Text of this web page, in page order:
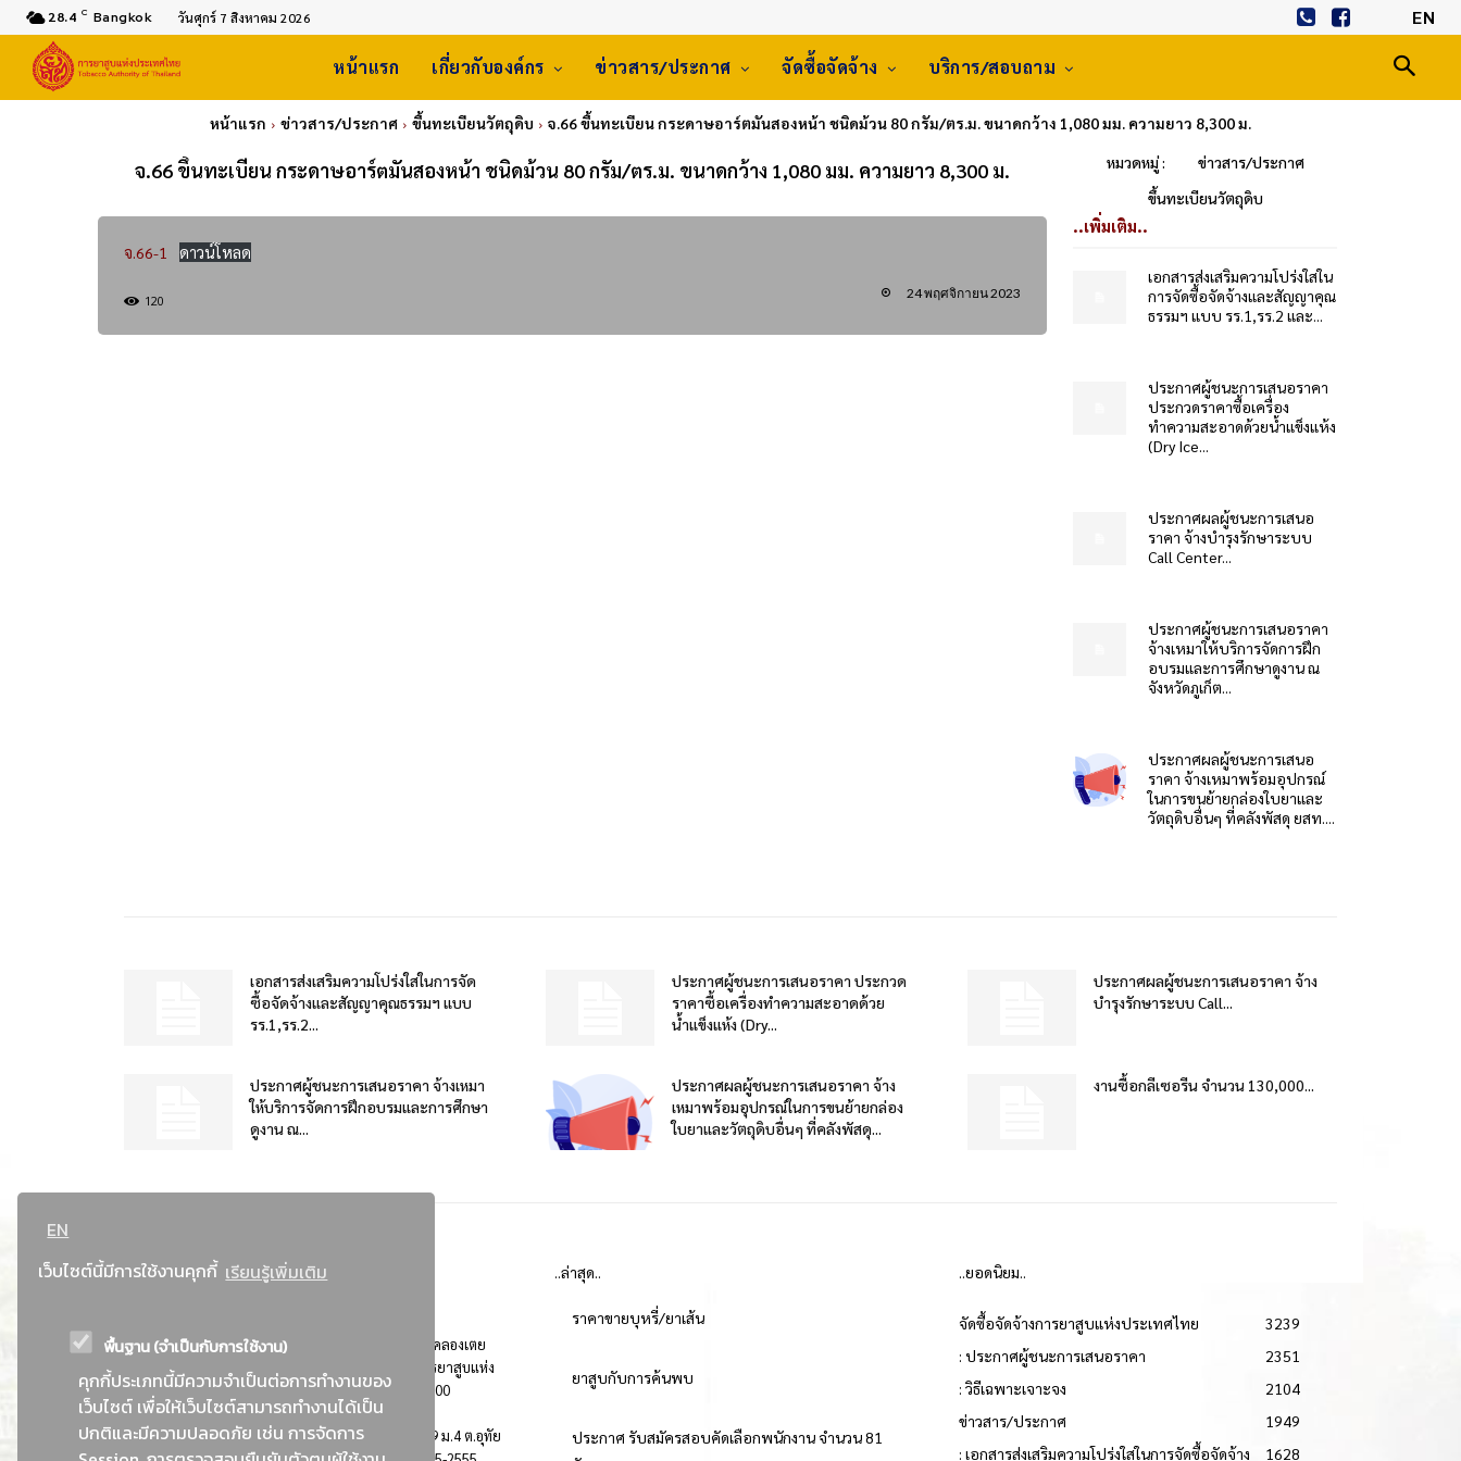
EN
เว็บไซต์นี้มีการใช้งานคุกกี้ เรียนรู้เพิ่มเติม
พื้นฐาน (จำเป็นกับการใช้งาน)
คุกกี้ประเภทนี้มีความจำเป็นต่อการทำงานของ
เว็บไซต์ เพื่อให้เว็บไซต์สามารถทำงานได้เป็น
ปกติและมีความปลอดภัย เช่น การจัดการ
28.4 C Bangkok วันศุกร์ 7 สิงหาคม 2026 EN
หน้าแรก เกี่ยวกับองค์กร ข่าวสาร/ประกาศ จัดซื้อจัดจ้าง บริการ/สอบถาม
หน้าแรก ข่าวสาร/ประกาศ ขึ้นทะเบียนวัตถุดิบ จ.66 ขึ้นทะเบียน กระดาษอาร์ตมันสองหน้า ชนิดม้วน 80 กรัม/ตร.ม. ขนาดกว้าง 1,080 มม. ความยาว 8,300 ม.
จ.66 ขึ้นทะเบียน กระดาษอาร์ตมันสองหน้า ชนิดม้วน 80 กรัม/ตร.ม. ขนาดกว้าง 1,080 มม. ความยาว 8,300 ม. หมวดหมู่ :
ข่าวสาร/ประกาศ
ขึ้นทะเบียนวัตถุดิบ
จ.66-1 ดาวน์โหลด
120 24 พฤศจิกายน 2023
..เพิ่มเติม..
เอกสารส่งเสริมความโปร่งใสใน
การจัดซื้อจัดจ้างและสัญญาคุณ
ธรรมฯ แบบ รร.1,รร.2 และ...
ประกาศผู้ชนะการเสนอราคา
ประกวดราคาซื้อเครื่อง
ทำความสะอาดด้วยน้ำแข็งแห้ง
(Dry Ice...
ประกาศผลผู้ชนะการเสนอ
ราคา จ้างบำรุงรักษาระบบ
Call Center...
ประกาศผู้ชนะการเสนอราคา
จ้างเหมาให้บริการจัดการฝึก
อบรมและการศึกษาดูงาน ณ
จังหวัดภูเก็ต...
ประกาศผลผู้ชนะการเสนอ
ราคา จ้างเหมาพร้อมอุปกรณ์
ในการขนย้ายกล่องใบยาและ
วัตถุดิบอื่นๆ ที่คลังพัสดุ ยสท....
เอกสารส่งเสริมความโปร่งใสในการจัด
ซื้อจัดจ้างและสัญญาคุณธรรมฯ แบบ
รร.1,รร.2...
ประกาศผู้ชนะการเสนอราคา ประกวด
ราคาซื้อเครื่องทำความสะอาดด้วย
น้ำแข็งแห้ง (Dry...
ประกาศผลผู้ชนะการเสนอราคา จ้าง
บำรุงรักษาระบบ Call...
ประกาศผู้ชนะการเสนอราคา จ้างเหมา
ให้บริการจัดการฝึกอบรมและการศึกษา
ดูงาน ณ...
ประกาศผลผู้ชนะการเสนอราคา จ้าง
เหมาพร้อมอุปกรณ์ในการขนย้ายกล่อง
ใบยาและวัตถุดิบอื่นๆ ที่คลังพัสดุ...
งานซื้อกลีเซอรีน จำนวน 130,000...
ที่อยู่ : 184 ถนนพระรามที่ 4 แขวงคลองเตย เขตคลองเตย
กรุงเทพมหานคร 10110 ติดต่อประชาสัมพันธ์ การยาสูบแห่ง
ประเทศไทย Call center โทร. 0-2229-1000
การยาสูบแห่งประเทศไทย พระนครศรีอยุธยา : 999 ม.4 ต.อุทัย
..ล่าสุด..
ราคาขายบุหรี่/ยาเส้น
ยาสูบกับการค้นพบ
ประกาศ รับสมัครสอบคัดเลือกพนักงาน จำนวน 81
..ยอดนิยม..
จัดซื้อจัดจ้างการยาสูบแห่งประเทศไทย
3239
: ประกาศผู้ชนะการเสนอราคา
2351
: วิธีเฉพาะเจาะจง
2104
ข่าวสาร/ประกาศ
1949
: เอกสารส่งเสริมความโปร่งใสในการจัดซื้อจัดจ้าง
1628